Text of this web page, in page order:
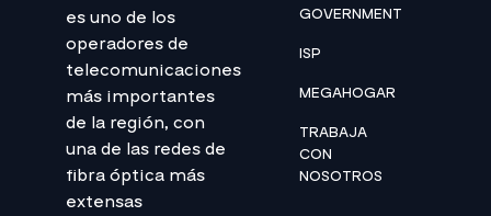
es uno de los
operadores de
telecomunicaciones
más importantes
de la región, con
una de las redes de
fibra óptica más
extensas
GOVERNMENT
ISP
MEGAHOGAR
TRABAJA
CON
NOSOTROS